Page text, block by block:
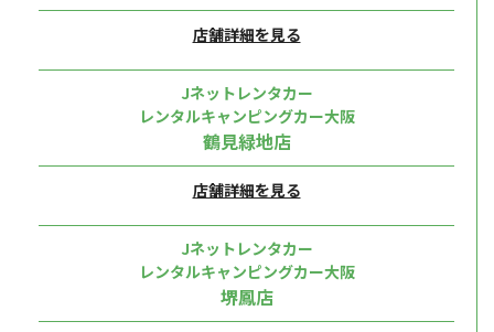
店舗詳細を見る
Jネットレンタカー
レンタルキャンピングカー大阪
鶴見緑地店
店舗詳細を見る
Jネットレンタカー
レンタルキャンピングカー大阪
堺鳳店